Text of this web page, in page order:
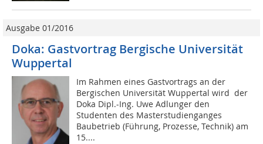
Ausgabe 01/2016
Doka: Gastvortrag Bergische Universität
Wuppertal
Im Rahmen eines Gastvortrags an der
Bergischen Universität Wuppertal wird der
Doka Dipl.-Ing. Uwe Adlunger den
Studenten des Masterstudienganges
Baubetrieb (Führung, Prozesse, Technik) am
15....